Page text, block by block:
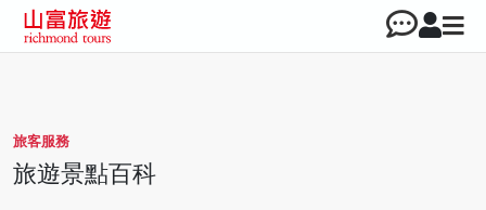
旅客服務
旅遊景點百科